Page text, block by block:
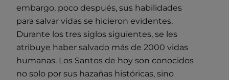
embargo, poco después, sus habilidades
para salvar vidas se hicieron evidentes.
Durante los tres siglos siguientes, se les
atribuye haber salvado más de 2000 vidas
humanas. Los Santos de hoy son conocidos
no solo por sus hazañas históricas, sino